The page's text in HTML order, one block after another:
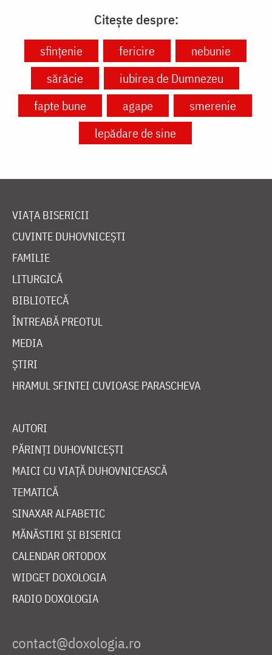
Citește despre:
sfințenie fericire
nebunie
sărăcie
iubirea de Dumnezeu
fapte bune
agape
smerenie
lepădare de sine
VIAȚA BISERICII
CUVINTE DUHOVNICEȘTI
FAMILIE
LITURGICĂ
BIBLIOTECĂ
ÎNTREABĂ PREOTUL
MEDIA
ȘTIRI
HRAMUL SFINTEI CUVIOASE PARASCHEVA
AUTORI
PĂRINȚI DUHOVNICEȘTI
MAICI CU VIAȚĂ DUHOVNICEASCĂ
TEMATICĂ
SINAXAR ALFABETIC
MĂNĂSTIRI ȘI BISERICI
CALENDAR ORTODOX
WIDGET DOXOLOGIA
RADIO DOXOLOGIA